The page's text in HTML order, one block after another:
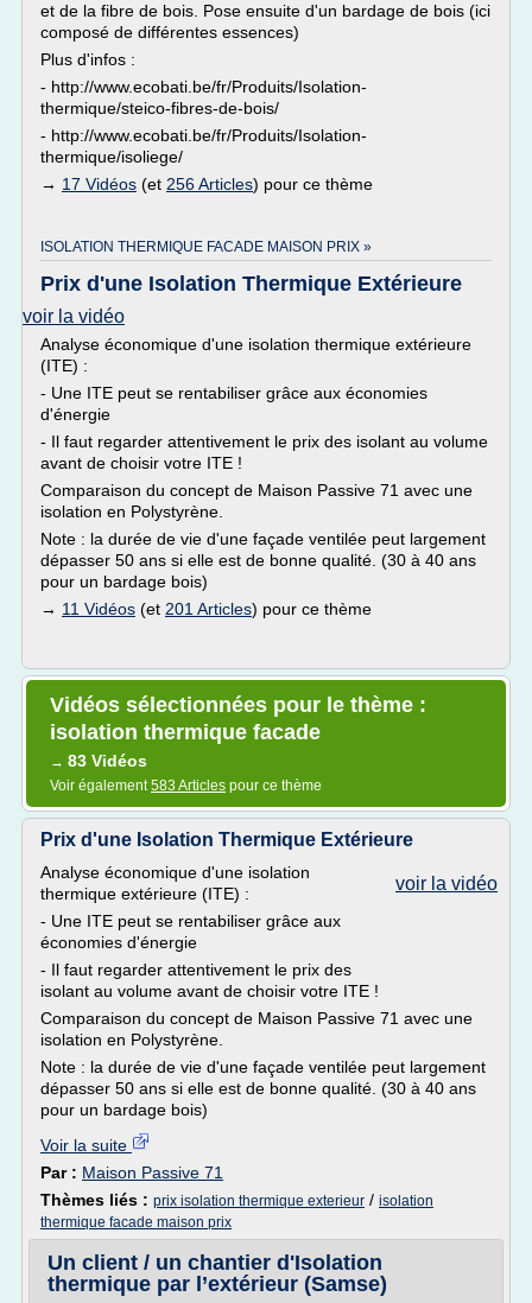
et de la fibre de bois. Pose ensuite d'un bardage de bois (ici
composé de différentes essences)
Plus d'infos :
- http://www.ecobati.be/fr/Produits/Isolation-
thermique/steico-fibres-de-bois/
- http://www.ecobati.be/fr/Produits/Isolation-
thermique/isoliege/
→ 17 Vidéos (et 256 Articles) pour ce thème
ISOLATION THERMIQUE FACADE MAISON PRIX »
Prix d'une Isolation Thermique Extérieure
voir la vidéo
Analyse économique d'une isolation thermique extérieure
(ITE) :
- Une ITE peut se rentabiliser grâce aux économies
d'énergie
- Il faut regarder attentivement le prix des isolant au volume
avant de choisir votre ITE !
Comparaison du concept de Maison Passive 71 avec une
isolation en Polystyrène.
Note : la durée de vie d'une façade ventilée peut largement
dépasser 50 ans si elle est de bonne qualité. (30 à 40 ans
pour un bardage bois)
→ 11 Vidéos (et 201 Articles) pour ce thème
Vidéos sélectionnées pour le thème :
isolation thermique facade
→ 83 Vidéos
Voir également583 Articles pour ce thème
Prix d'une Isolation Thermique Extérieure
voir la vidéo
Analyse économique d'une isolation
thermique extérieure (ITE) :
- Une ITE peut se rentabiliser grâce aux
économies d'énergie
- Il faut regarder attentivement le prix des
isolant au volume avant de choisir votre ITE !
Comparaison du concept de Maison Passive 71 avec une
isolation en Polystyrène.
Note : la durée de vie d'une façade ventilée peut largement
dépasser 50 ans si elle est de bonne qualité. (30 à 40 ans
pour un bardage bois)
Voir la suite
Par : Maison Passive 71
Thèmes liés : prix isolation thermique exterieur / isolation
thermique facade maison prix
Un client / un chantier d'Isolation
thermique par l’extérieur (Samse)